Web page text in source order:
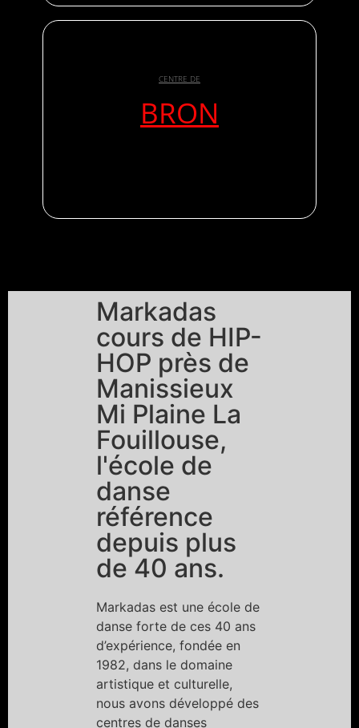
CENTRE DE
BRON
Markadas
cours de HIP-
HOP près de
Manissieux
Mi Plaine La
Fouillouse,
l'école de
danse
référence
depuis plus
de 40 ans.
Markadas est une école de
danse forte de ces 40 ans
d’expérience, fondée en
1982, dans le domaine
artistique et culturelle,
nous avons développé des
centres de danses